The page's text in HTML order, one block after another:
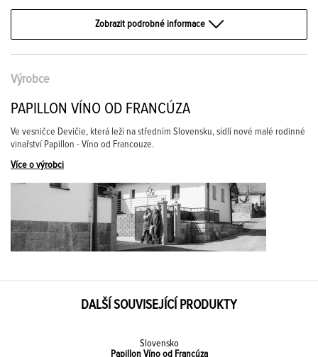
Zobrazit podrobné informace
Výrobce
PAPILLON VÍNO OD FRANCÚZA
Ve vesničce Devičie, která leží na středním Slovensku, sídlí nové malé rodinné
vinařství Papillon - Víno od Francouze.
Více o výrobci
DALŠÍ SOUVISEJÍCÍ PRODUKTY
Slovensko
Papillon Víno od Francúza